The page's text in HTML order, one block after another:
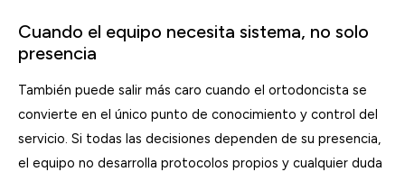
Cuando el equipo necesita sistema, no solo
presencia
También puede salir más caro cuando el ortodoncista se
convierte en el único punto de conocimiento y control del
servicio. Si todas las decisiones dependen de su presencia,
el equipo no desarrolla protocolos propios y cualquier duda